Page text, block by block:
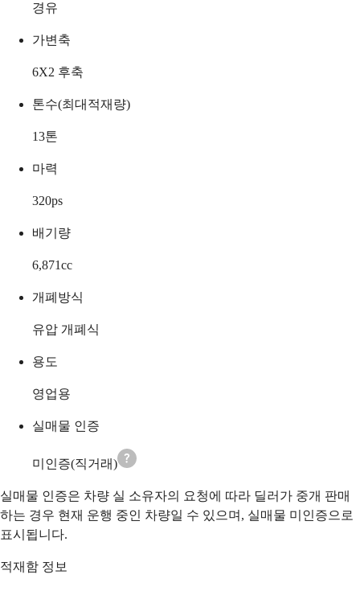
경유
가변축
6X2 후축
톤수(최대적재량)
13톤
마력
320ps
배기량
6,871cc
개폐방식
유압 개폐식
용도
영업용
실매물 인증
미인증(직거래)
실매물 인증은 차량 실 소유자의 요청에 따라 딜러가 중개 판매
하는 경우 현재 운행 중인 차량일 수 있으며, 실매물 미인증으로
표시됩니다.
적재함 정보